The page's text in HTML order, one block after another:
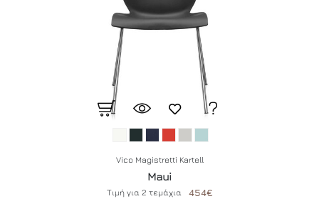
Vico Magistretti Kartell
Maui
Τιμή για2 τεμάχια 454€